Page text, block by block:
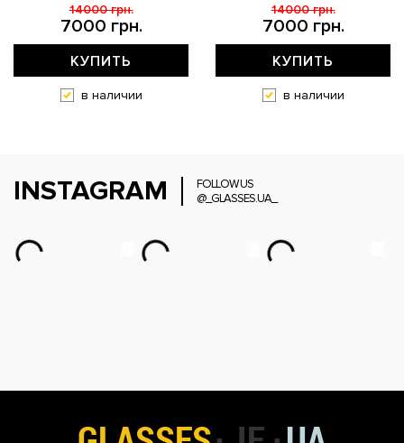
7000 грн.
14000 грн.
КУПИТЬ
в наличии
7000 грн.
14000 грн.
КУПИТЬ
в наличии
INSTAGRAM
FOLLOW US
@_GLASSES.UA_